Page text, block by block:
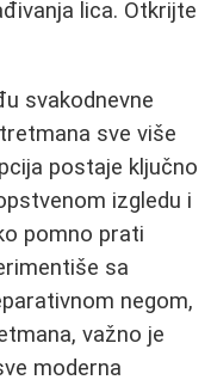
lica. Otkrijte
svakodnevne
sve više
postaje ključno
izgledu i
pomno prati
sa
negom,
važno je
moderna